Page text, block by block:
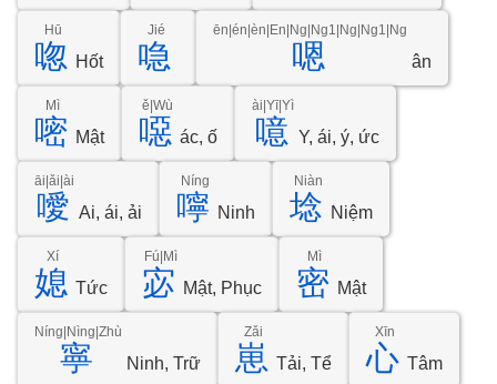
唿
Hū
Hốt 喼
Jié
嗯
ēn|én|èn|En|Ng|Ng1|Ng|Ng1|Ng
ân
嘧
Mì
Mật 噁
ě|Wù
ác, ố 噫
ài|Yī|Yì
Y, ái, ý, ức
噯
āi|ǎi|ài
Ai, ái, ải 嚀
Níng
Ninh 埝
Niàn
Niệm
媳
Xí
Tức 宓
Fú|Mì
Mật, Phục 密
Mì
Mật
寧
Níng|Nìng|Zhù
Ninh, Trữ 崽
Zǎi
Tải, Tể 心
Xīn
Tâm